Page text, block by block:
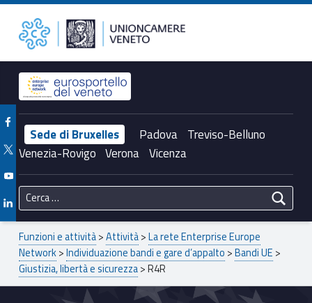
R4R – Unioncamere del Veneto Unioncamere del Veneto
Header info sidebar
Sede di Bruxelles Padova Treviso-Belluno
Venezia-Rovigo Verona Vicenza
Facebook Unioncamere Veneto
Twitter Unioncamere Veneto
Youtube Unioncamere Veneto
Linkedin Unioncamere Veneto
Ricerca per:
Breadcrumbs navigation
Funzioni e attività>Attività>La rete Enterprise Europe
Network>Individuazione bandi e gare d’appalto >Bandi UE >
Giustizia, libertà e sicurezza>R4R